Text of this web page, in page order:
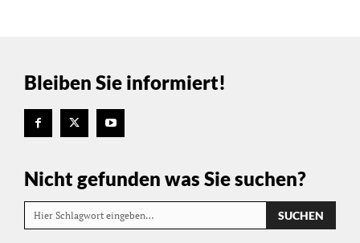
Bleiben Sie informiert!
Nicht gefunden was Sie suchen?
Hier Schlagwort eingeben… SUCHEN